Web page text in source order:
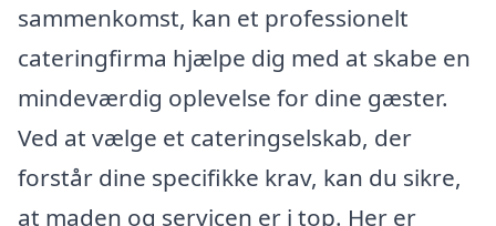
sammenkomst, kan et professionelt
cateringfirma hjælpe dig med at skabe en
mindeværdig oplevelse for dine gæster.
Ved at vælge et cateringselskab, der
forstår dine specifikke krav, kan du sikre,
at maden og servicen er i top. Her er